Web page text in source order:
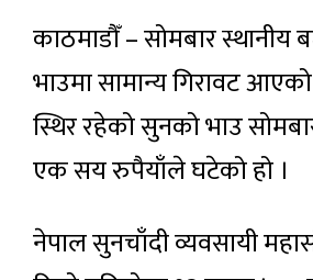
काठमाडौँ – सोमबार स्थानीय
भाउमा सामान्य गिरावट
स्थिर रहेको सुनको भाउ
एक सय रुपैयाँले घटेको हो ।
नेपाल सुनचाँदी व्यवसायी